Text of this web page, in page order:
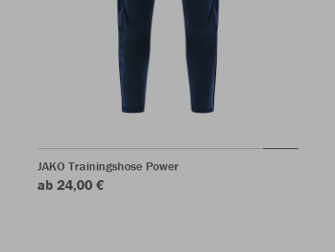
JAKO Trainingshose Power
ab 24,00 €